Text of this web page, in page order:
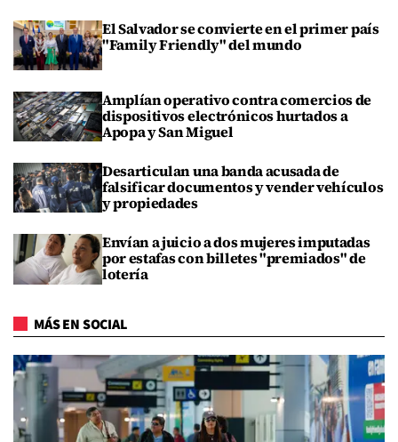
El Salvador se convierte en el primer país
"Family Friendly" del mundo
Amplían operativo contra comercios de
dispositivos electrónicos hurtados a
Apopa y San Miguel
Desarticulan una banda acusada de
falsificar documentos y vender vehículos
y propiedades
Envían a juicio a dos mujeres imputadas
por estafas con billetes "premiados" de
lotería
MÁS EN SOCIAL